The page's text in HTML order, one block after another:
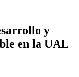
y
en la UAL